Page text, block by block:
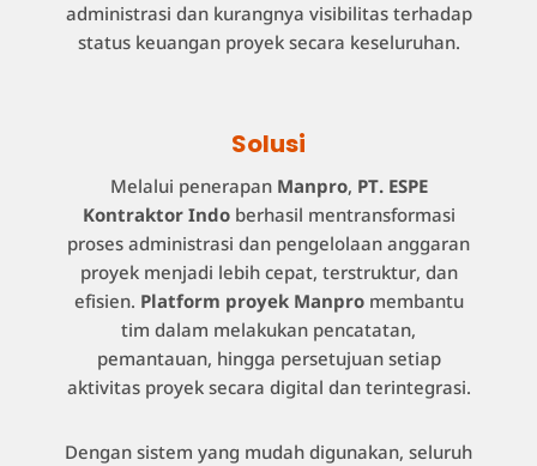
administrasi dan kurangnya visibilitas terhadap
status keuangan proyek secara keseluruhan.
Solusi
Melalui penerapan Manpro, PT. ESPE
Kontraktor Indoberhasil mentransformasi
proses administrasi dan pengelolaan anggaran
proyek menjadi lebih cepat, terstruktur, dan
efisien. Platform proyek Manpromembantu
tim dalam melakukan pencatatan,
pemantauan, hingga persetujuan setiap
aktivitas proyek secara digital dan terintegrasi.
Dengan sistem yang mudah digunakan, seluruh